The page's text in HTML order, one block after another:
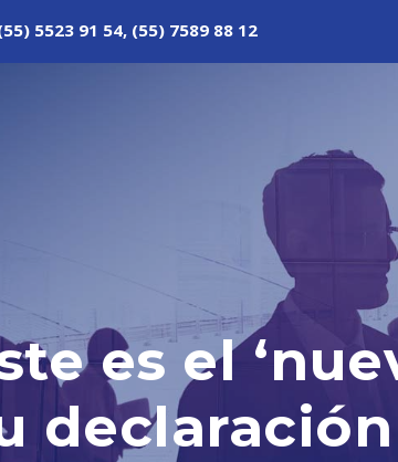
5523 91 54, (55) 7589 88 12
es el